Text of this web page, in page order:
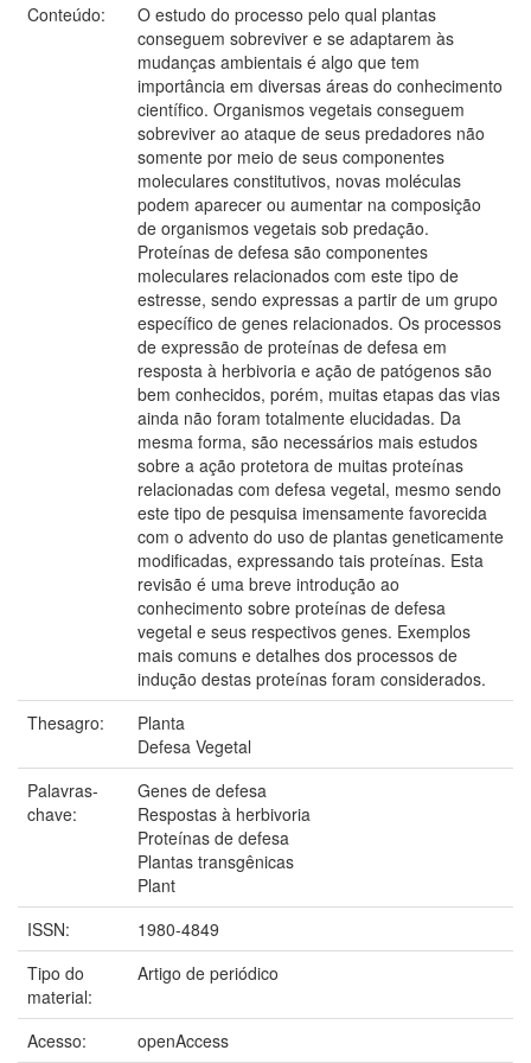
Conteúdo:
O estudo do processo pelo qual plantas
conseguem sobreviver e se adaptarem às
mudanças ambientais é algo que tem
importância em diversas áreas do conhecimento
científico. Organismos vegetais conseguem
sobreviver ao ataque de seus predadores não
somente por meio de seus componentes
moleculares constitutivos, novas moléculas
podem aparecer ou aumentar na composição
de organismos vegetais sob predação.
Proteínas de defesa são componentes
moleculares relacionados com este tipo de
estresse, sendo expressas a partir de um grupo
específico de genes relacionados. Os processos
de expressão de proteínas de defesa em
resposta à herbivoria e ação de patógenos são
bem conhecidos, porém, muitas etapas das vias
ainda não foram totalmente elucidadas. Da
mesma forma, são necessários mais estudos
sobre a ação protetora de muitas proteínas
relacionadas com defesa vegetal, mesmo sendo
este tipo de pesquisa imensamente favorecida
com o advento do uso de plantas geneticamente
modificadas, expressando tais proteínas. Esta
revisão é uma breve introdução ao
conhecimento sobre proteínas de defesa
vegetal e seus respectivos genes. Exemplos
mais comuns e detalhes dos processos de
indução destas proteínas foram considerados.
Thesagro:
Planta
Defesa Vegetal
Palavras-
chave:
Genes de defesa
Respostas à herbivoria
Proteínas de defesa
Plantas transgênicas
Plant
ISSN:
1980-4849
Tipo do
material:
Artigo de periódico
Acesso:
openAccess